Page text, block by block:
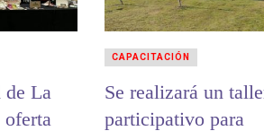
La
Se realizará un
participativo para
CAPACITACIÓN